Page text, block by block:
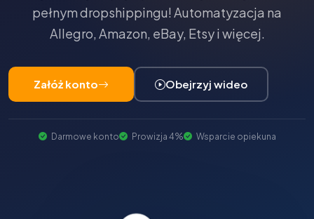
pełnym dropshippingu! Automatyzacja na
Allegro, Amazon, eBay, Etsy i więcej.
Załóż konto Obejrzyj wideo
Darmowe konto Prowizja 4% Wsparcie opiekuna